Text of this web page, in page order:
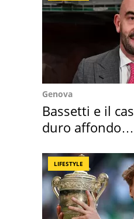
Genova
Bassetti e il
duro affondo
LIFESTYLE